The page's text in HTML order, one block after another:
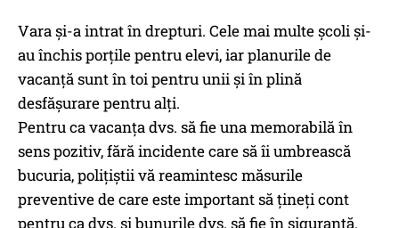
Vara și-a intrat în drepturi. Cele mai multe școli și-
au închis porțile pentru elevi, iar planurile de
vacanță sunt în toi pentru unii și în plină
desfășurare pentru alți.
Pentru ca vacanța dvs. să fie una memorabilă în
sens pozitiv, fără incidente care să îi umbrească
bucuria, polițiștii vă reamintesc măsurile
preventive de care este important să țineți cont
pentru ca dvs. și bunurile dvs. să fie în siguranță.